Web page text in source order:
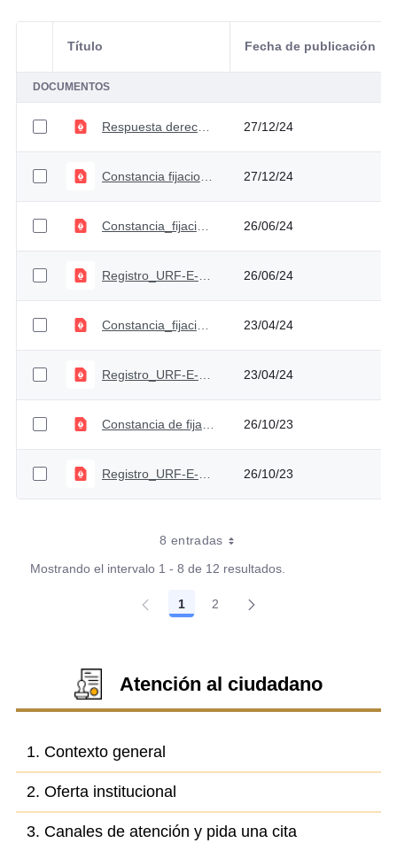
Selección del elemento
Título Fecha de publicación
DOCUMENTOS
Respuesta derecho de petición - Radicado URF-R-2024-000582 27/12/24
Constancia fijacion desfijacion pagina web - Radicado URF-2024-R-000582 27/12/24
Constancia_fijacion - Radicaco No. URF-E-2024-000243 26/06/24
26/06/24
Constancia_fijacion- Radicado No. URF-E-2024-000132 23/04/24
23/04/24
26/10/23
26/10/23
8 entradas
Mostrando el intervalo 1 - 8 de 12 resultados.
Página
1 Página
2
Atención al ciudadano
1. Contexto general
2. Oferta institucional
3. Canales de atención y pida una cita